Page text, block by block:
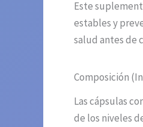
Este
estables y
salud antes de
Composición
Las cápsulas
de los niveles